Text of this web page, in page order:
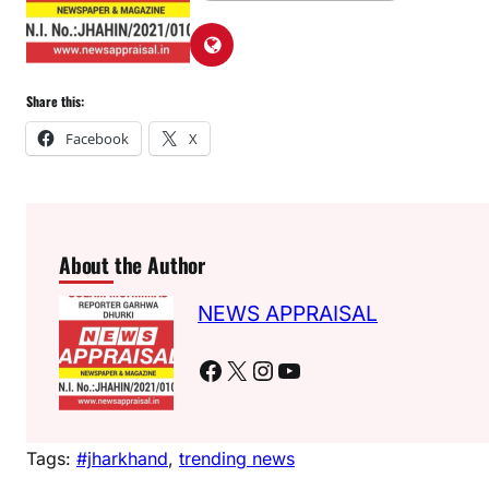
Share this:
Facebook X
About the Author
NEWS APPRAISAL
Facebook X Instagram YouTube
Tags: #jharkhand, trending news